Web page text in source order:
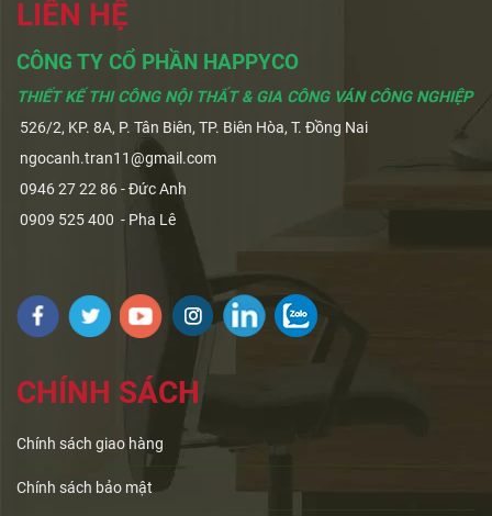
LIÊN HỆ
CÔNG TY CỔ PHẦN HAPPYCO
THIẾT KẾ THI CÔNG NỘI THẤT & GIA CÔNG VÁN CÔNG NGHIỆP
526/2, KP. 8A, P. Tân Biên, TP. Biên Hòa, T. Đồng Nai
ngocanh.tran11@gmail.com
0946 27 22 86 - Đức Anh
0909 525 400 - Pha Lê
CHÍNH SÁCH
Chính sách giao hàng
Chính sách bảo mật